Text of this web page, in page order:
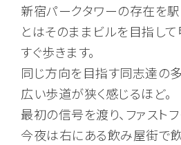
新宿パークタワーの存在を駅
とはそのままビルを目指し
すぐ歩きます。
同じ方向を目指す同志達の
広い歩道が狭く感じるほど。
最初の信号を渡り、ファスト
今夜は右にある飲み屋街で